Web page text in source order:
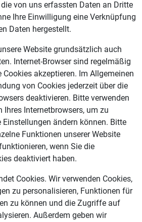
von uns erfassten Daten an Dritte
Ihre Einwilligung eine Verknüpfung
Daten hergestellt.
Website grundsätzlich auch
Internet-Browser sind regelmäßig
akzeptieren. Im Allgemeinen
von Cookies jederzeit über die
deaktivieren. Bitte verwenden
Internetbrowsers, um zu
Einstellungen ändern können. Bitte
Funktionen unserer Website
wenn Sie die
deaktiviert haben.
Cookies. Wir verwenden Cookies,
zu personalisieren, Funktionen für
zu können und die Zugriffe auf
Außerdem geben wir